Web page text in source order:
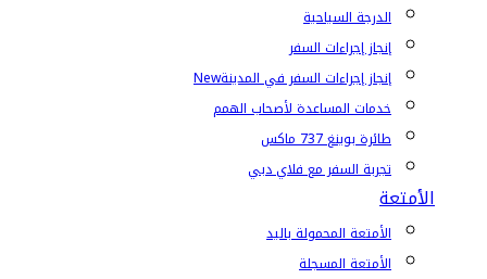
الدرجة السياحية
إنجاز إجراءات السفر
إنجاز إجراءات السفر في المدينةNew
خدمات المساعدة لأصحاب الهمم
طائرة بوينغ 737 ماكس
تجربة السفر مع فلاي دبي
الأمتعة
الأمتعة المحمولة باليد
الأمتعة المسجلة